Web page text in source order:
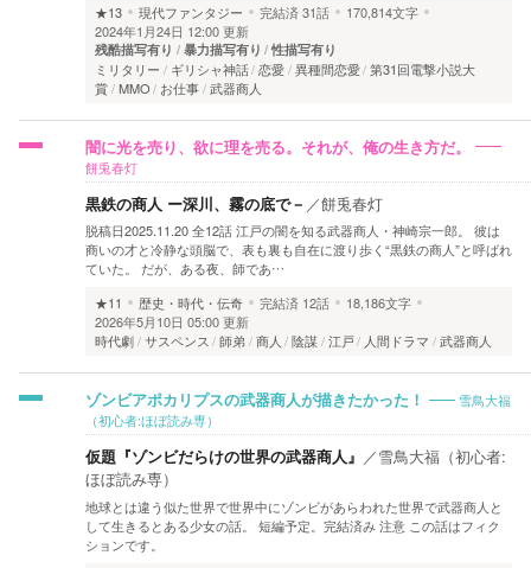
★13
現代ファンタジー 完結済31話
170,814文字
2024年1月24日 12:00 更新
残酷描写有り 暴力描写有り 性描写有り
ミリタリー ギリシャ神話 恋愛 異種間恋愛 第31回電撃小説大
賞 MMO お仕事 武器商人
闇に光を売り、欲に理を売る。それが、俺の生き方だ。
餅兎春灯
黒鉄の商人 ー深川、霧の底で－ ／餅兎春灯
脱稿日2025.11.20 全12話 江戸の闇を知る武器商人・神崎宗一郎。 彼は
商いの才と冷静な頭脳で、表も裏も自在に渡り歩く“黒鉄の商人”と呼ばれ
ていた。 だが、ある夜、師であ…
★11
歴史・時代・伝奇 完結済 12話
18,186文字
2026年5月10日 05:00 更新
時代劇 サスペンス 師弟 商人 陰謀 江戸 人間ドラマ 武器商人
ゾンビアポカリプスの武器商人が描きたかった！
雪鳥大福
（初心者:ほぼ読み専）
仮題『ゾンビだらけの世界の武器商人』 ／雪鳥大福（初心者:
ほぼ読み専）
地球とは違う似た世界で世界中にゾンビがあらわれた世界で武器商人と
して生きるとある少女の話。 短編予定。完結済み 注意 この話はフィク
ションです。